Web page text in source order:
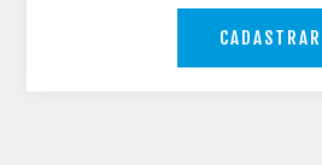
CADASTRAR